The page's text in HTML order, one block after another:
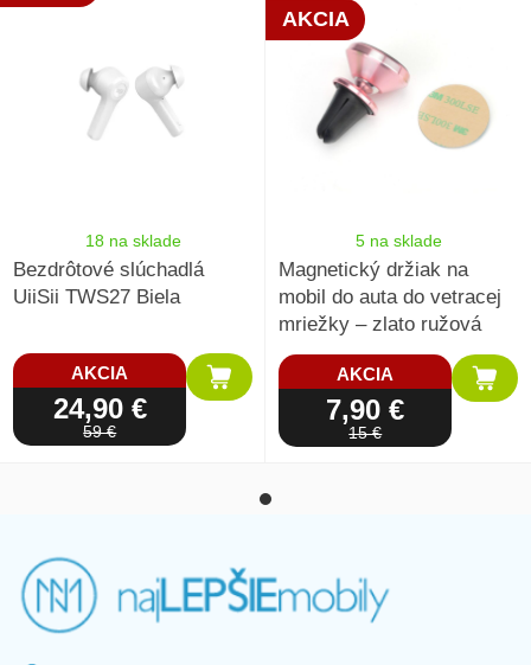
18 na sklade
Bezdrôtové slúchadlá
UiiSii TWS27 Biela‎
AKCIA
24,90 €
59 €
AKCIA
5 na sklade
‎Magnetický držiak na
mobil do auta do vetracej
mriežky – zlato ružová
AKCIA
7,90 €
15 €